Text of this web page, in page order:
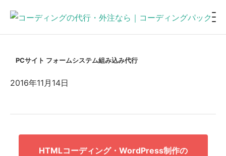
PCサイト フォームシステム組み込み代行
2016年11月14日
HTMLコーディング・WordPress制作の